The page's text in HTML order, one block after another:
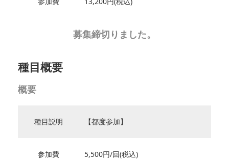
募集締切りました。
種目概要
概要
種目説明 【都度参加】
参加費 5,500円/回(税込)